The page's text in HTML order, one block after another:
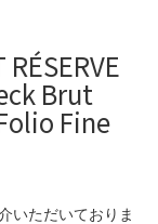
Brut
Fine
いただいておりま